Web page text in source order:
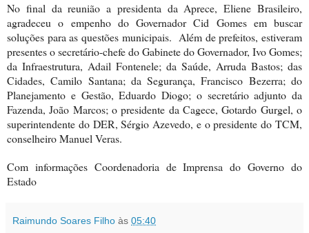
No final da reunião a presidenta da Aprece, Eliene Brasileiro,
agradeceu o empenho do Governador Cid Gomes em buscar
soluções para as questões municipais. Além de prefeitos, estiveram
presentes o secretário-chefe do Gabinete do Governador, Ivo Gomes;
da Infraestrutura, Adail Fontenele; da Saúde, Arruda Bastos; das
Cidades, Camilo Santana; da Segurança, Francisco Bezerra; do
Planejamento e Gestão, Eduardo Diogo; o secretário adjunto da
Fazenda, João Marcos; o presidente da Cagece, Gotardo Gurgel, o
superintendente do DER, Sérgio Azevedo, e o presidente do TCM,
conselheiro Manuel Veras.
Com informações Coordenadoria de Imprensa do Governo do
Estado
Raimundo Soares Filho às 05:40